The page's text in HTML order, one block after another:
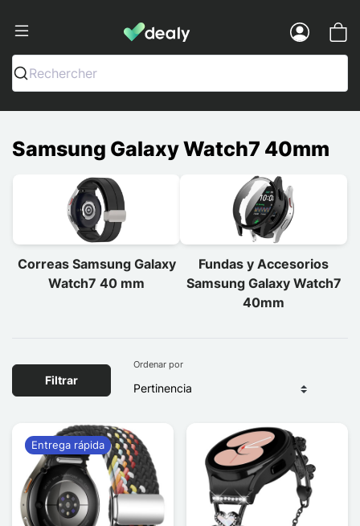
Dealy - Fundas y accesorios para
Rechercher
Samsung Galaxy Watch7 40mm
Correas Samsung Galaxy
Watch7 40 mm
Fundas y Accesorios
Samsung Galaxy Watch7
40mm
Filtrar
Ordenar por
Entrega rápida